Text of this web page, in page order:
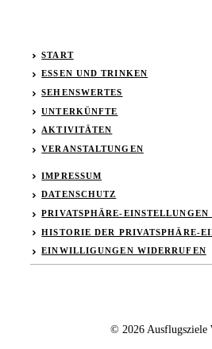
START
ESSEN UND TRINKEN
SEHENSWERTES
UNTERKÜNFTE
AKTIVITÄTEN
VERANSTALTUNGEN
IMPRESSUM
DATENSCHUTZ
PRIVATSPHÄRE-EINSTELLUNGEN
HISTORIE DER PRIVATSPHÄRE-
EINWILLIGUNGEN WIDERRUFEN
© 2026 Ausflugsziele